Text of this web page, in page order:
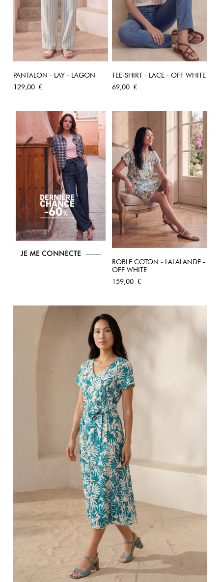
PANTALON - LAY - LAGON
Prix
129,00 €
TEE-SHIRT - LACE - OFF WHITE
Prix
69,00 €
JE ME CONNECTE
ROBLE COTON - LALALANDE -
OFF WHITE
Prix
159,00 €